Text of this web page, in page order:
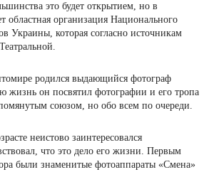
это будет открытием, но в
областная организация Национального
Украины, которая согласно источникам
родился выдающийся фотограф
он посвятил фотографии и его тропа
союзом, но обо всем по очереди.
неистово заинтересовался
что это дело его жизни. Первым
были знаменитые фотоаппараты «Смена»